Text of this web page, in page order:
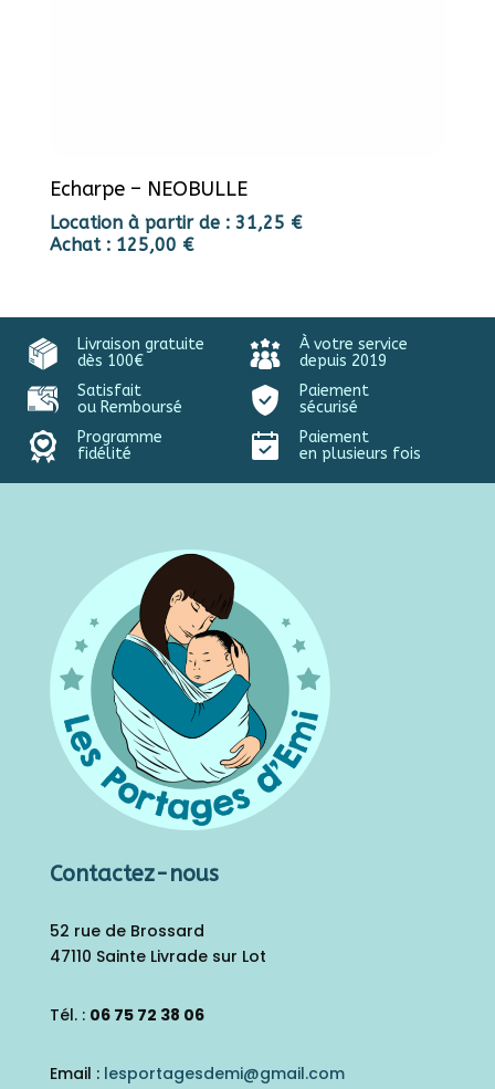
Echarpe – NEOBULLE
Location à partir de : 31,25 €
Achat : 125,00 €
Livraison gratuite
dès 100€
À votre service
depuis 2019
Satisfait
ou Remboursé
Paiement
sécurisé
Programme
fidélité
Paiement
en plusieurs fois
Contactez-nous
52 rue de Brossard
47110 Sainte Livrade sur Lot
Tél. : 06 75 72 38 06
Email : lesportagesdemi@gmail.com